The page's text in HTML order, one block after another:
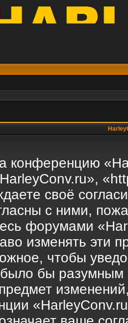
конференцию
своё
с ними,
форумами
изменять эти
чтобы
бы разумным